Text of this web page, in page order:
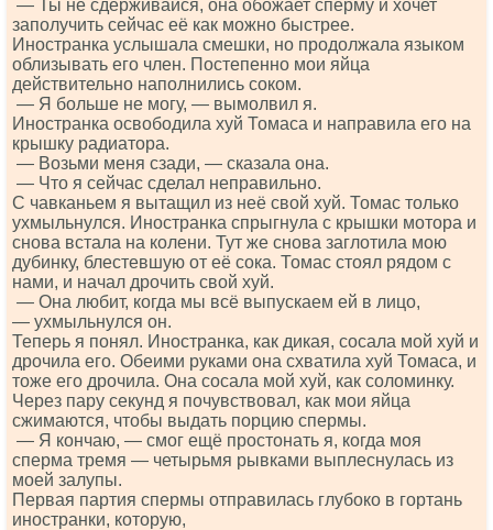
— Ты не сдерживайся, она обожает сперму и хочет
заполучить сейчас её как можно быстрее.
Иностранка услышала смешки, но продолжала языком
облизывать его член. Постепенно мои яйца
действительно наполнились соком.
— Я больше не могу, — вымолвил я.
Иностранка освободила хуй Томаса и направила его на
крышку радиатора.
— Возьми меня сзади, — сказала она.
— Что я сейчас сделал неправильно.
С чавканьем я вытащил из неё свой хуй. Томас только
ухмыльнулся. Иностранка спрыгнула с крышки мотора и
снова встала на колени. Тут же снова заглотила мою
дубинку, блестевшую от её сока. Томас стоял рядом с
нами, и начал дрочить свой хуй.
— Она любит, когда мы всё выпускаем ей в лицо,
— ухмыльнулся он.
Теперь я понял. Иностранка, как дикая, сосала мой хуй и
дрочила его. Обеими руками она схватила хуй Томаса, и
тоже его дрочила. Она сосала мой хуй, как соломинку.
Через пару секунд я почувствовал, как мои яйца
сжимаются, чтобы выдать порцию спермы.
— Я кончаю, — смог ещё простонать я, когда моя
сперма тремя — четырьмя рывками выплеснулась из
моей залупы.
Первая партия спермы отправилась глубоко в гортань
иностранки, которую,